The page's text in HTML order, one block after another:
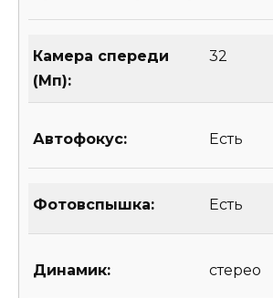
Камера спереди
(Мп):
32
Автофокус: Есть
Фотовспышка: Есть
Динамик: стерео